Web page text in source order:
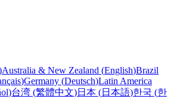
Australia & New Zealand (English)Brazil
)Germany (Deutsch)Latin America
)台湾 (繁體中文)日本 (日本語)한국 (한